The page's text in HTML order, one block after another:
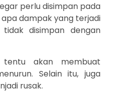
perlu disimpan pada
apa dampak yang terjadi
disimpan dengan
akan membuat
Selain itu, juga
rusak.